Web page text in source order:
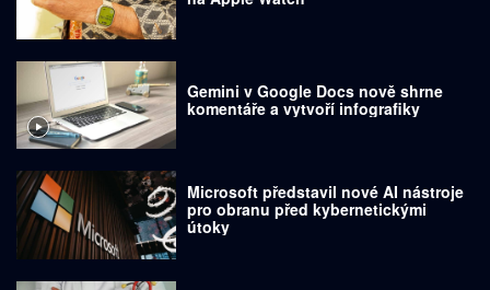
Gemini v Google Docs nově shrne
komentáře a vytvoří infografiky
Microsoft představil nové AI nástroje
pro obranu před kybernetickými
útoky